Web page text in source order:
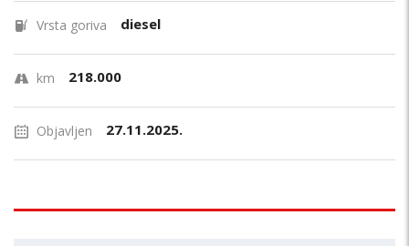
Vrsta goriva diesel
km 218.000
Objavljen 27.11.2025.